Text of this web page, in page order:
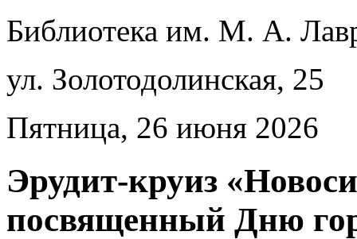
Библиотека им. М. А.
ул. Золотодолинская, 25
Пятница, 26 июня 2026
Эрудит-круиз
посвященный Дню